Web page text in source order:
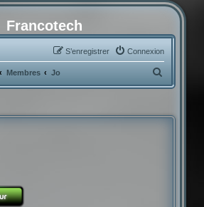
Francotech
Connexion
S’enregistrer
Membres Jo
e